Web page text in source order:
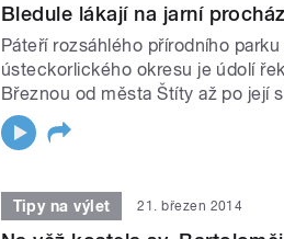
Bledule lákají na jarní
Páteří rozsáhlého přírodního
ústeckorlického okresu je údolí
Březnou od města Štíty až po její
Tipy na výlet 21. březen 2014